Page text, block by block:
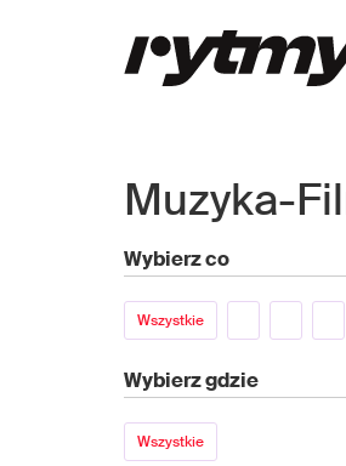
Muzyka-
Wybierz co
Wszystkie
Wybierz gdzie
Wszystkie